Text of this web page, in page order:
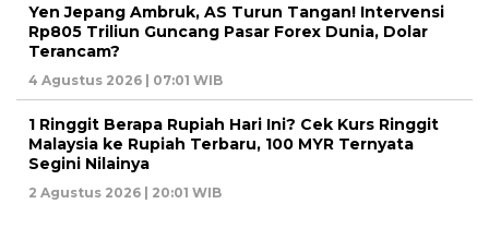
Yen Jepang Ambruk, AS Turun Tangan! Intervensi
Rp805 Triliun Guncang Pasar Forex Dunia, Dolar
Terancam?
4 Agustus 2026 | 07:01 WIB
1 Ringgit Berapa Rupiah Hari Ini? Cek Kurs Ringgit
Malaysia ke Rupiah Terbaru, 100 MYR Ternyata
Segini Nilainya
2 Agustus 2026 | 20:01 WIB